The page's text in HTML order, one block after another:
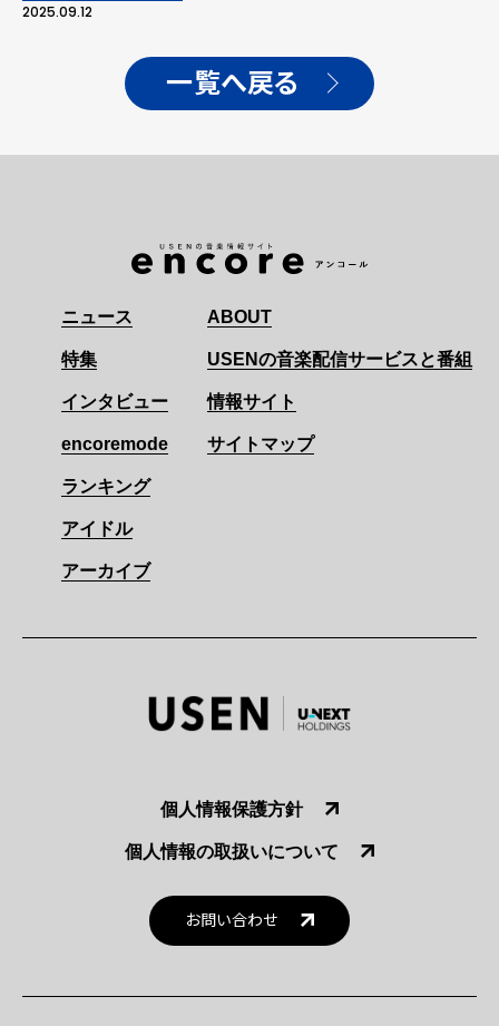
2025.09.12
一覧へ戻る
ニュース
特集
インタビュー
encoremode
ランキング
アイドル
アーカイブ
ABOUT
USENの音楽配信サービスと番組
情報サイト
サイトマップ
個人情報保護方針
個人情報の取扱いについて
お問い合わせ